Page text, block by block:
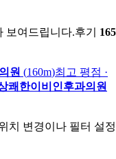
보여드립니다.후기
165
원 (160m)최고 평점 ·
쾌한이비인후과의원
치 변경이나 필터 설정